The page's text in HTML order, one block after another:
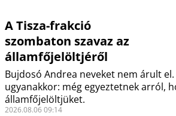
A Tisza-frakció
szombaton szavaz az
államfőjelöltjéről
Bujdosó Andrea neveket nem árult
ugyanakkor: még egyeztetnek arról,
államfőjelöltjüket.
2026.08.06 09:14